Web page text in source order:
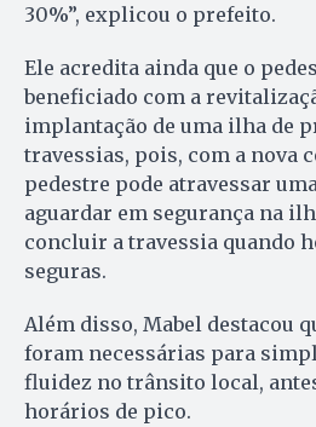
30%”, explicou o prefeito.
Ele acredita ainda que o
beneficiado com a
implantação de uma ilha de
travessias, pois, com a nova
pedestre pode atravessar
aguardar em segurança na
concluir a travessia quando
seguras.
Além disso, Mabel destacou
foram necessárias para
fluidez no trânsito local,
horários de pico.